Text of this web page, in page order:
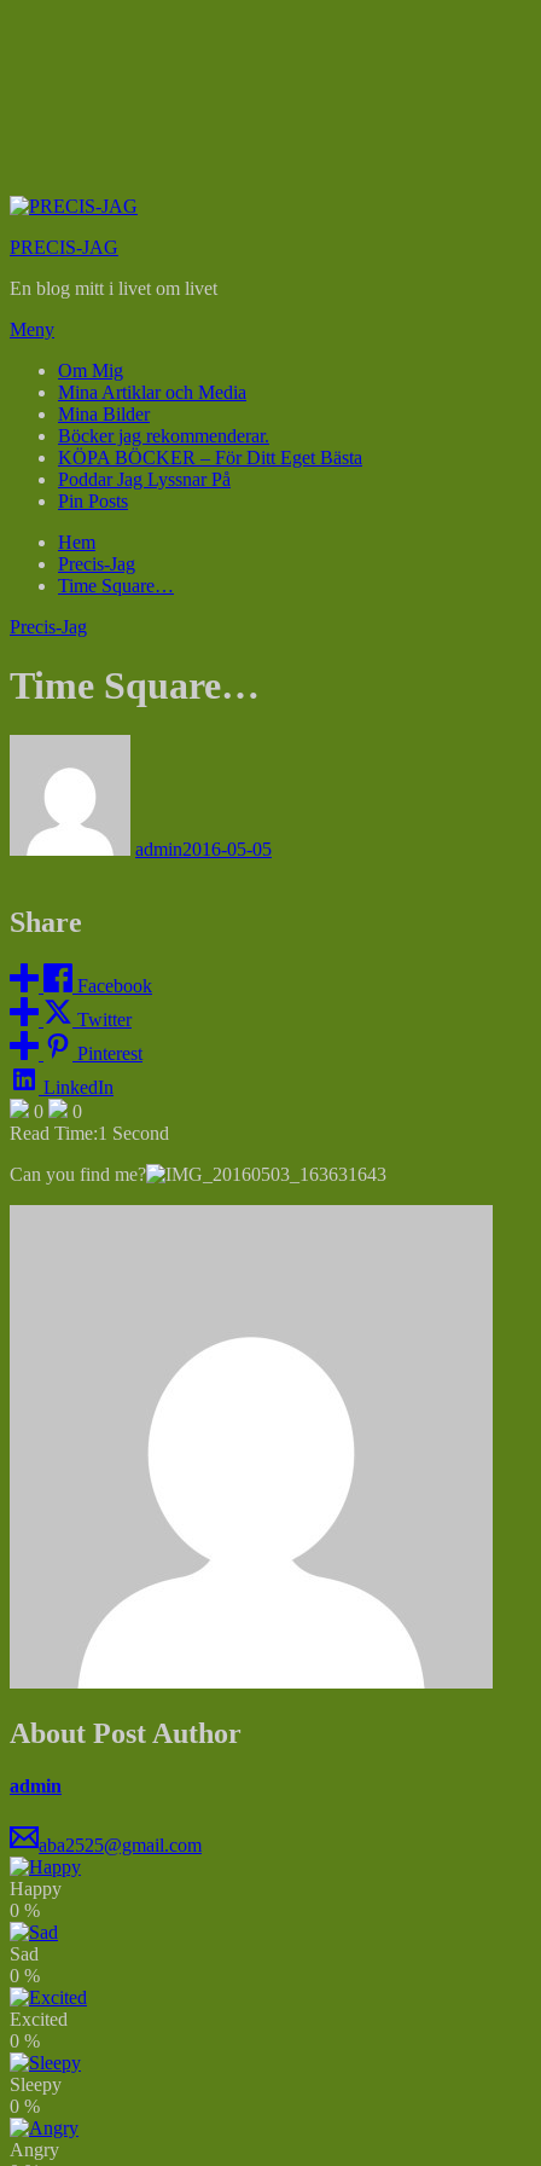
Hoppa
innehåll
PRECIS-JAG
En blog mitt i livet om livet
Meny
Om Mig
Mina Artiklar och Media
Mina Bilder
Böcker jag rekommenderar.
KÖPA BÖCKER – För Ditt Eget Bästa
Poddar Jag Lyssnar På
Pin Posts
Hem
Precis-Jag
Time Square…
Precis-Jag
Time Square…
admin2016-05-05
Share
Facebook
Twitter
Pinterest
LinkedIn
0
0
Read Time:1 Second
Can you find me?
About Post Author
admin
aba2525@gmail.com
Happy
0 %
Sad
0 %
Excited
0 %
Sleepy
0 %
Angry